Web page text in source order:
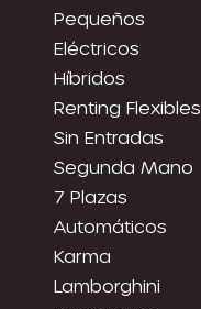
Pequeños
Eléctricos
Híbridos
Renting Flexibles
Sin Entradas
Segunda Mano
7 Plazas
Automáticos
Karma
Lamborghini